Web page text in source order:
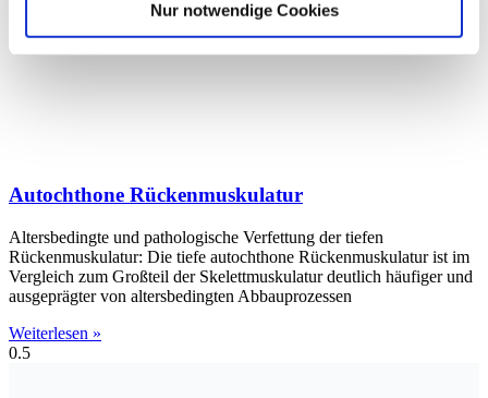
Nur notwendige Cookies
Autochthone Rückenmuskulatur
Altersbedingte und pathologische Verfettung der tiefen
Rückenmuskulatur: Die tiefe autochthone Rückenmuskulatur ist im
Vergleich zum Großteil der Skelettmuskulatur deutlich häufiger und
ausgeprägter von altersbedingten Abbauprozessen
Weiterlesen »